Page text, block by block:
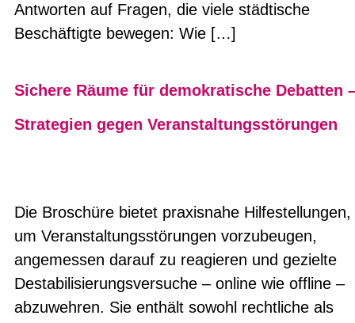
Antworten auf Fragen, die viele städtische
Beschäftigte bewegen: Wie […]
Sichere Räume für demokratische Debatten
Strategien gegen Veranstaltungsstörungen
Die Broschüre bietet praxisnahe Hilfestellungen,
um Veranstaltungsstörungen vorzubeugen,
angemessen darauf zu reagieren und gezielte
Destabilisierungsversuche – online wie offline –
abzuwehren. Sie enthält sowohl rechtliche als